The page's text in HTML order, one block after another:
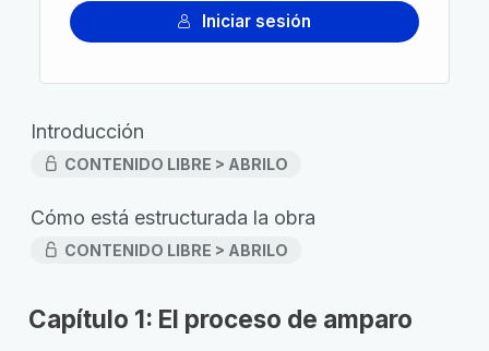
Iniciar sesión
Introducción
CONTENIDO LIBRE > ABRILO
Cómo está estructurada la obra
CONTENIDO LIBRE > ABRILO
Capítulo 1: El proceso de amparo